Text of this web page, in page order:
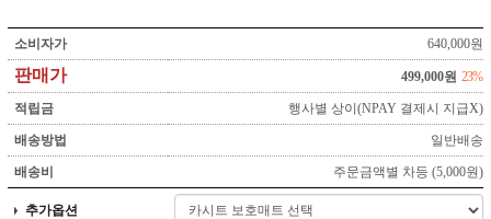
소비자가 640,000원
판매가 499,000원 23%
적립금 행사별 상이(NPAY 결제시 지급X)
배송방법 일반배송
배송비 주문금액별 차등 (5,000원)
추가옵션